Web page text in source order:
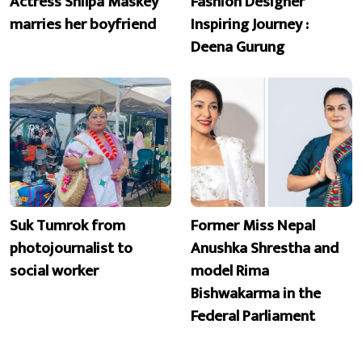
marries her boyfriend
Inspiring Journey :
Deena Gurung
Suk Tumrok from
photojournalist to
social worker
Former Miss Nepal
Anushka Shrestha and
model Rima
Bishwakarma in the
Federal Parliament